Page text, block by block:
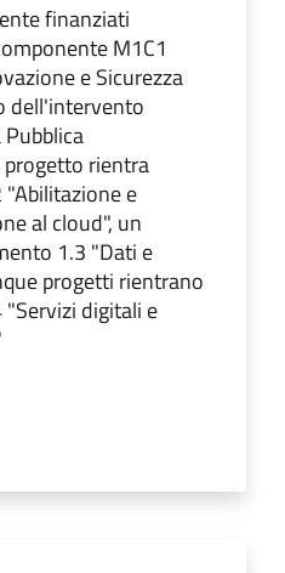
finanziati
M1C1
e Sicurezza
dell'intervento
rientra
e
al cloud", un
1.3 "Dati e
progetti rientrano
digitali e